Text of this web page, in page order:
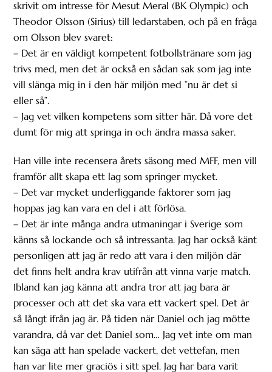
skrivit om intresse för Mesut Meral (BK Olympic) och
Theodor Olsson (Sirius) till ledarstaben, och på en fråga
om Olsson blev svaret:
– Det är en väldigt kompetent fotbollstränare som jag
trivs med, men det är också en sådan sak som jag inte
vill slänga mig in i den här miljön med ”nu är det si
eller så”.
– Jag vet vilken kompetens som sitter här. Då vore det
dumt för mig att springa in och ändra massa saker.
Han ville inte recensera årets säsong med MFF, men vill
framför allt skapa ett lag som springer mycket.
– Det var mycket underliggande faktorer som jag
hoppas jag kan vara en del i att förlösa.
– Det är inte många andra utmaningar i Sverige som
känns så lockande och så intressanta. Jag har också känt
personligen att jag är redo att vara i den miljön där
det finns helt andra krav utifrån att vinna varje match.
Ibland kan jag känna att andra tror att jag bara är
processer och att det ska vara ett vackert spel. Det är
så långt ifrån jag är. På tiden när Daniel och jag mötte
varandra, då var det Daniel som… Jag vet inte om man
kan säga att han spelade vackert, det vettefan, men
han var lite mer graciös i sitt spel. Jag har bara varit